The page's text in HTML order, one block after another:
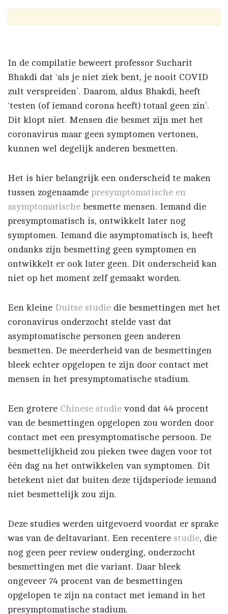
In de compilatie beweert professor Sucharit
Bhakdi dat ‘als je niet ziek bent, je nooit COVID
zult verspreiden’. Daarom, aldus Bhakdi, heeft
‘testen (of iemand corona heeft) totaal geen zin’.
Dit klopt niet. Mensen die besmet zijn met het
coronavirus maar geen symptomen vertonen,
kunnen wel degelijk anderen besmetten.
Het is hier belangrijk een onderscheid te maken
tussen zogenaamde presymptomatische en
asymptomatische besmette mensen. Iemand die
presymptomatisch is, ontwikkelt later nog
symptomen. Iemand die asymptomatisch is, heeft
ondanks zijn besmetting geen symptomen en
ontwikkelt er ook later geen. Dit onderscheid kan
niet op het moment zelf gemaakt worden.
Een kleine Duitse studie die besmettingen met het
coronavirus onderzocht stelde vast dat
asymptomatische personen geen anderen
besmetten. De meerderheid van de besmettingen
bleek echter opgelopen te zijn door contact met
mensen in het presymptomatische stadium.
Een grotere Chinese studie vond dat 44 procent
van de besmettingen opgelopen zou worden door
contact met een presymptomatische persoon. De
besmettelijkheid zou pieken twee dagen voor tot
één dag na het ontwikkelen van symptomen. Dit
betekent niet dat buiten deze tijdsperiode iemand
niet besmettelijk zou zijn.
Deze studies werden uitgevoerd voordat er sprake
was van de deltavariant. Een recentere studie, die
nog geen peer review onderging, onderzocht
besmettingen met die variant. Daar bleek
ongeveer 74 procent van de besmettingen
opgelopen te zijn na contact met iemand in het
presymptomatische stadium.